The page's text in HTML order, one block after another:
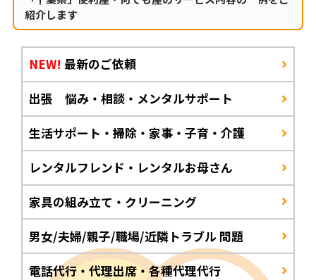
紹介します
NEW! 最新のご依頼
出張 悩み・相談・メンタルサポート
生活サポート・掃除・家事・子育・介護
レンタルフレンド・レンタルお母さん
家具の組み立て・クリーニング
男女/夫婦/親子/職場/近隣トラブル 問題
電話代行・代理出席・各種代理代行